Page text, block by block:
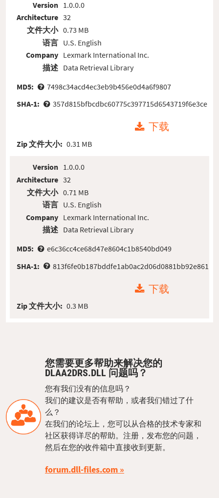
Version
Architecture
文件大小
语言
Company
描述
1.0.0.0
32
0.73 MB
U.S. English
Lexmark International Inc.
Data Retrieval Library
MD5:
7498c34acd4ec3eb9b456e0d4a6f9807
SHA-1:
357d815bfbcdbc60775c397715d6543719f6e3ce
下载
Zip 文件大小: 0.31 MB
Version
Architecture
文件大小
语言
Company
描述
1.0.0.0
32
0.71 MB
U.S. English
Lexmark International Inc.
Data Retrieval Library
MD5:
e6c36cc4ce68d47e8604c1b8540bd049
SHA-1:
813f6fe0b187bddfe1ab0ac2d06d0881bb92e861
下载
Zip 文件大小: 0.3 MB
您需要更多帮助来解决您的
DLAA2DRS.DLL 问题吗？
您有我们没有的信息吗？
我们的建议是否有帮助，或者我们错过了什
么？
在我们的论坛上，您可以从合格的技术专家和
社区获得详尽的帮助。注册，发布您的问题，
然后在您的收件箱中直接收到更新。
forum.dll-files.com